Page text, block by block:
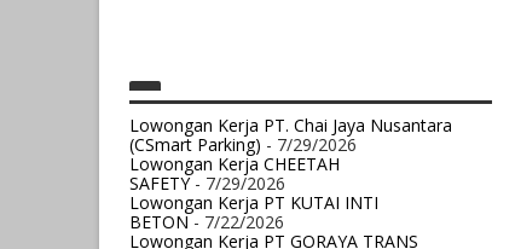
Lowongan Kerja PT. Chai Jaya Nusantara
(CSmart Parking) - 7/29/2026
Lowongan Kerja CHEETAH
SAFETY- 7/29/2026
Lowongan Kerja PT KUTAI INTI
BETON- 7/22/2026
Lowongan Kerja PT GORAYA TRANS